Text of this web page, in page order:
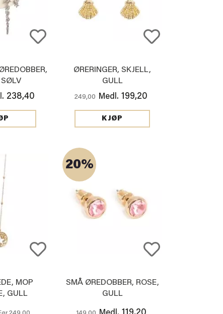
SØLV
238,40
ØRERINGER, SKJELL,
GULL
249,00 Medl. 199,20
KJØP
MOP
GULL
20%
SMÅ ØREDOBBER, ROSE,
GULL